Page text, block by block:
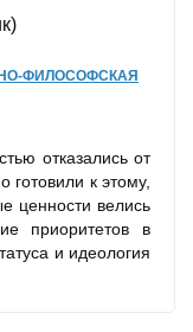
ФИЛОСОФСКАЯ
отказались от
к этому,
ценности велись
приоритетов в
и идеология